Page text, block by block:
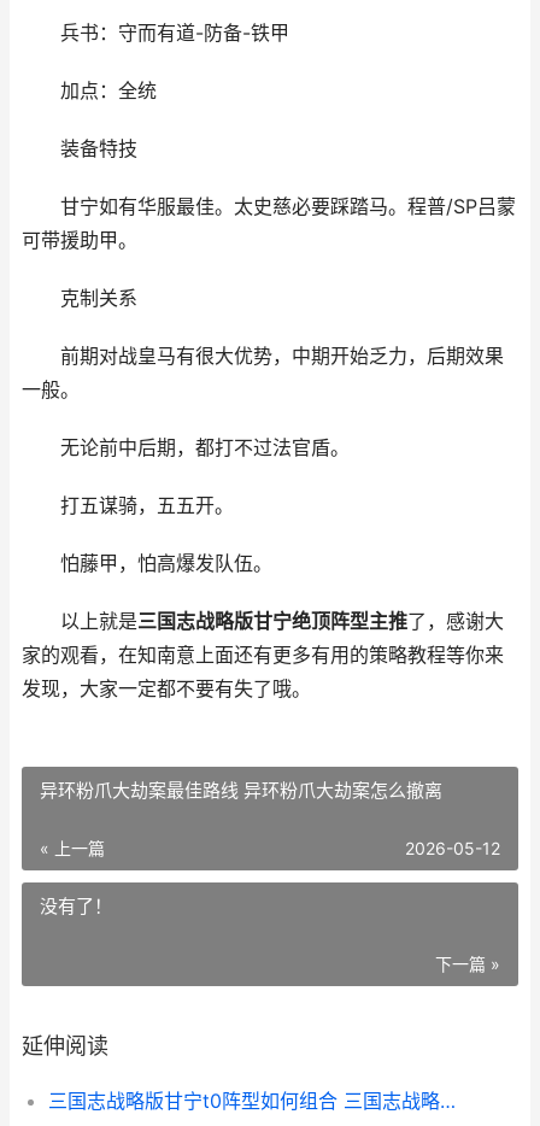
兵书：守而有道-防备-铁甲
加点：全统
装备特技
甘宁如有华服最佳。太史慈必要踩踏马。程普/SP吕蒙
可带援助甲。
克制关系
前期对战皇马有很大优势，中期开始乏力，后期效果
一般。
无论前中后期，都打不过法官盾。
打五谋骑，五五开。
怕藤甲，怕高爆发队伍。
以上就是三国志战略版甘宁绝顶阵型主推了，感谢大
家的观看，在知南意上面还有更多有用的策略教程等你来
发现，大家一定都不要有失了哦。
异环粉爪大劫案最佳路线 异环粉爪大劫案怎么撤离
« 上一篇 2026-05-12
没有了！
下一篇 »
延伸阅读
三国志战略版甘宁t0阵型如何组合 三国志战略版甘太程战法